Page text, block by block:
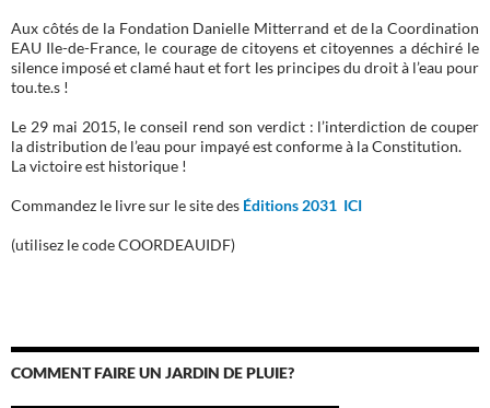
Aux côtés de la Fondation Danielle Mitterrand et de la Coordination
EAU Ile-de-France, le courage de citoyens et citoyennes a déchiré le
silence imposé et clamé haut et fort les principes du droit à l’eau pour
tou.te.s !
Le 29 mai 2015, le conseil rend son verdict : l’interdiction de couper
la distribution de l’eau pour impayé est conforme à la Constitution.
La victoire est historique !
Commandez le livre sur le site des Éditions 2031 ICI
(utilisez le code COORDEAUIDF)
COMMENT FAIRE UN JARDIN DE PLUIE?